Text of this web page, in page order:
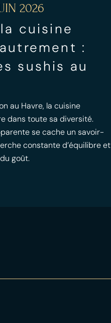
2026
cuisine
:
sushis au
au Havre, la cuisine
dans toute sa diversité.
se cache un savoir-
constante d’équilibre et
goût.